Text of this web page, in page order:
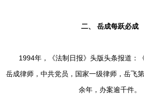
二、 岳成每跃必成
1994年，《法制日报》头版头条报道：
岳成律师，中共党员，国家一级律师，岳飞
余年，办案逾千件。